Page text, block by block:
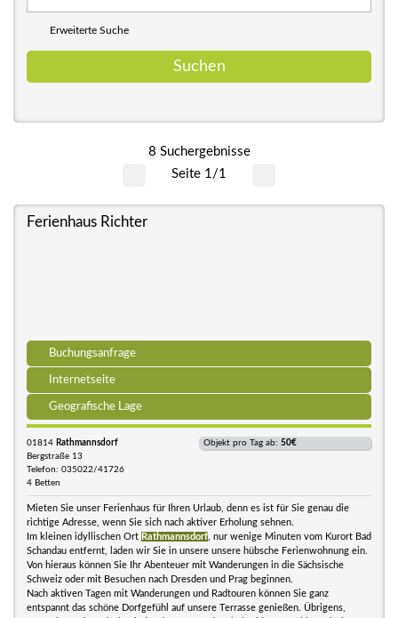
Erweiterte Suche
8 Suchergebnisse
Seite 1/1
Ferienhaus Richter
Buchungsanfrage
Internetseite
Geografische Lage
01814 Rathmannsdorf
Bergstraße 13
Telefon: 035022/41726
4 Betten
Objekt pro Tag ab: 50€
Mieten Sie unser Ferienhaus für Ihren Urlaub, denn es ist für Sie genau die
richtige Adresse, wenn Sie sich nach aktiver Erholung sehnen.
Im kleinen idyllischen Ort Rathmannsdorf , nur wenige Minuten vom Kurort Bad
Schandau entfernt, laden wir Sie in unsere unsere hübsche Ferienwohnung ein.
Von hieraus können Sie Ihr Abenteuer mit Wanderungen in die Sächsische
Schweiz oder mit Besuchen nach Dresden und Prag beginnen.
Nach aktiven Tagen mit Wanderungen und Radtouren können Sie ganz
entspannt das schöne Dorfgefühl auf unsere Terrasse genießen. Übrigens,